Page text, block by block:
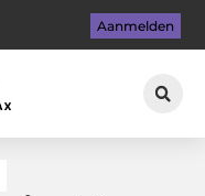
Aanmelden